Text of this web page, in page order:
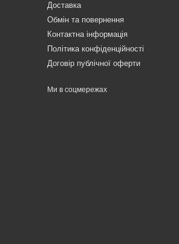
Доставка
Обмін та повернення
Контактна інформація
Політика конфіденційності
Договір публічної оферти
Ми в соцмережах